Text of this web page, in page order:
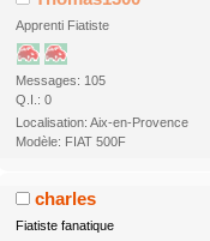
Apprenti Fiatiste
Messages: 105
Q.I.: 0
Localisation: Aix-en-Provence
Modèle: FIAT 500F
charles
Fiatiste fanatique